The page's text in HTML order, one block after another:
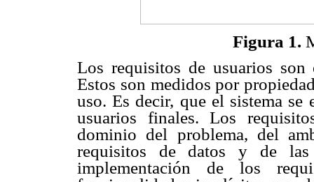
Figura 1.
Los requisitos de usuarios son
Estos son medidos por
uso. Es decir, que el sistema se
usuarios finales. Los
dominio del problema, del
requisitos de datos y de
implementación de los